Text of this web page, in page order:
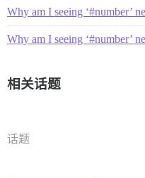
Why am I seeing ‘#number’
Why am I seeing ‘#number’
相关话题
话题